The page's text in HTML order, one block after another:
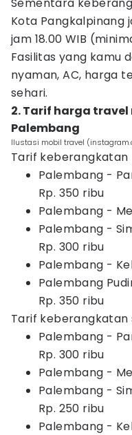
Kota Pangkalpinang
jam 18.00 WIB
Fasilitas yang kamu
nyaman, AC, harga
sehari.
2. Tarif harga
Palembang
Ilustasi mobil travel
Tarif keberangkatan
Palembang -
Rp. 350 ribu
Palembang -
Palembang -
Rp. 300 ribu
Palembang -
Palembang
Rp. 350 ribu
Tarif keberangkatan
Palembang -
Rp. 300 ribu
Palembang -
Palembang -
Rp. 250 ribu
Palembang -